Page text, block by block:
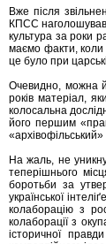
Вже після
КПСС
культура за роки
маємо факти, коли
це було при
Очевидно, можна
років матеріал,
колосальна
його першим
На жаль, не
теперішнього
боротьби за
української
колаборацію з
колаборації з
історичної